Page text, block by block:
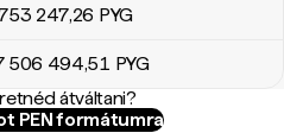
247,26 PYG
506 494,51 PYG
átváltani?
PEN formátumra